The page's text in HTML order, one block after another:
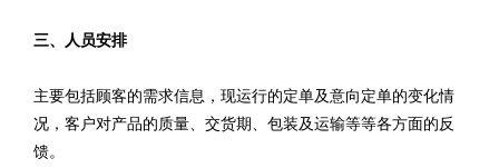
三、人员安排
主要包括顾客的需求信息，现运行的定单及意向定单的变化情
况，客户对产品的质量、交货期、包装及运输等等各方面的反
馈。